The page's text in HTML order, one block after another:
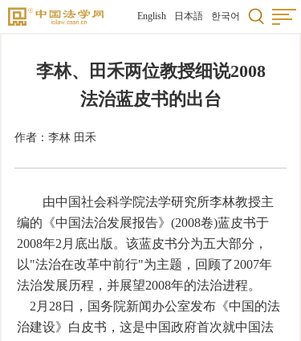
English 日本語 한국어
李林、田禾两位教授细说2008
法治蓝皮书的出台
作者：李林 田禾
由中国社会科学院法学研究所李林教授主
编的《中国法治发展报告》(2008卷)蓝皮书于
2008年2月底出版。该蓝皮书分为五大部分，
以"法治在改革中前行"为主题，回顾了2007年
法治发展历程，并展望2008年的法治进程。
2月28日，国务院新闻办公室发布《中国的法
治建设》白皮书，这是中国政府首次就中国法